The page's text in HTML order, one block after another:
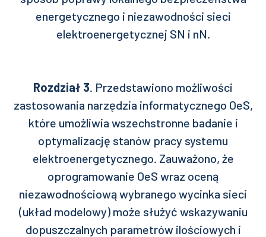
energetycznego i niezawodności sieci
elektroenergetycznej SN i nN.
Rozdział 3. Przedstawiono możliwości
zastosowania narzędzia informatycznego OeS,
które umożliwia wszechstronne badanie i
optymalizację stanów pracy systemu
elektroenergetycznego. Zauważono, że
oprogramowanie OeS wraz oceną
niezawodnościową wybranego wycinka sieci
(układ modelowy) może służyć wskazywaniu
dopuszczalnych parametrów ilościowych i